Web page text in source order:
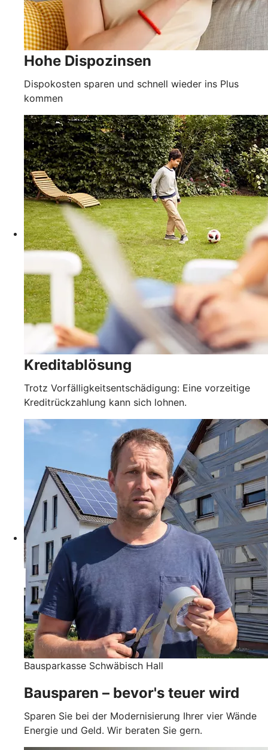
Hohe Dispozinsen
Dispokosten sparen und schnell wieder ins Plus
kommen
Kreditablösung
Trotz Vorfälligkeitsentschädigung: Eine vorzeitige
Kreditrückzahlung kann sich lohnen.
Bausparkasse Schwäbisch Hall
Bausparen – bevor's teuer wird
Sparen Sie bei der Modernisierung Ihrer vier Wände
Energie und Geld. Wir beraten Sie gern.